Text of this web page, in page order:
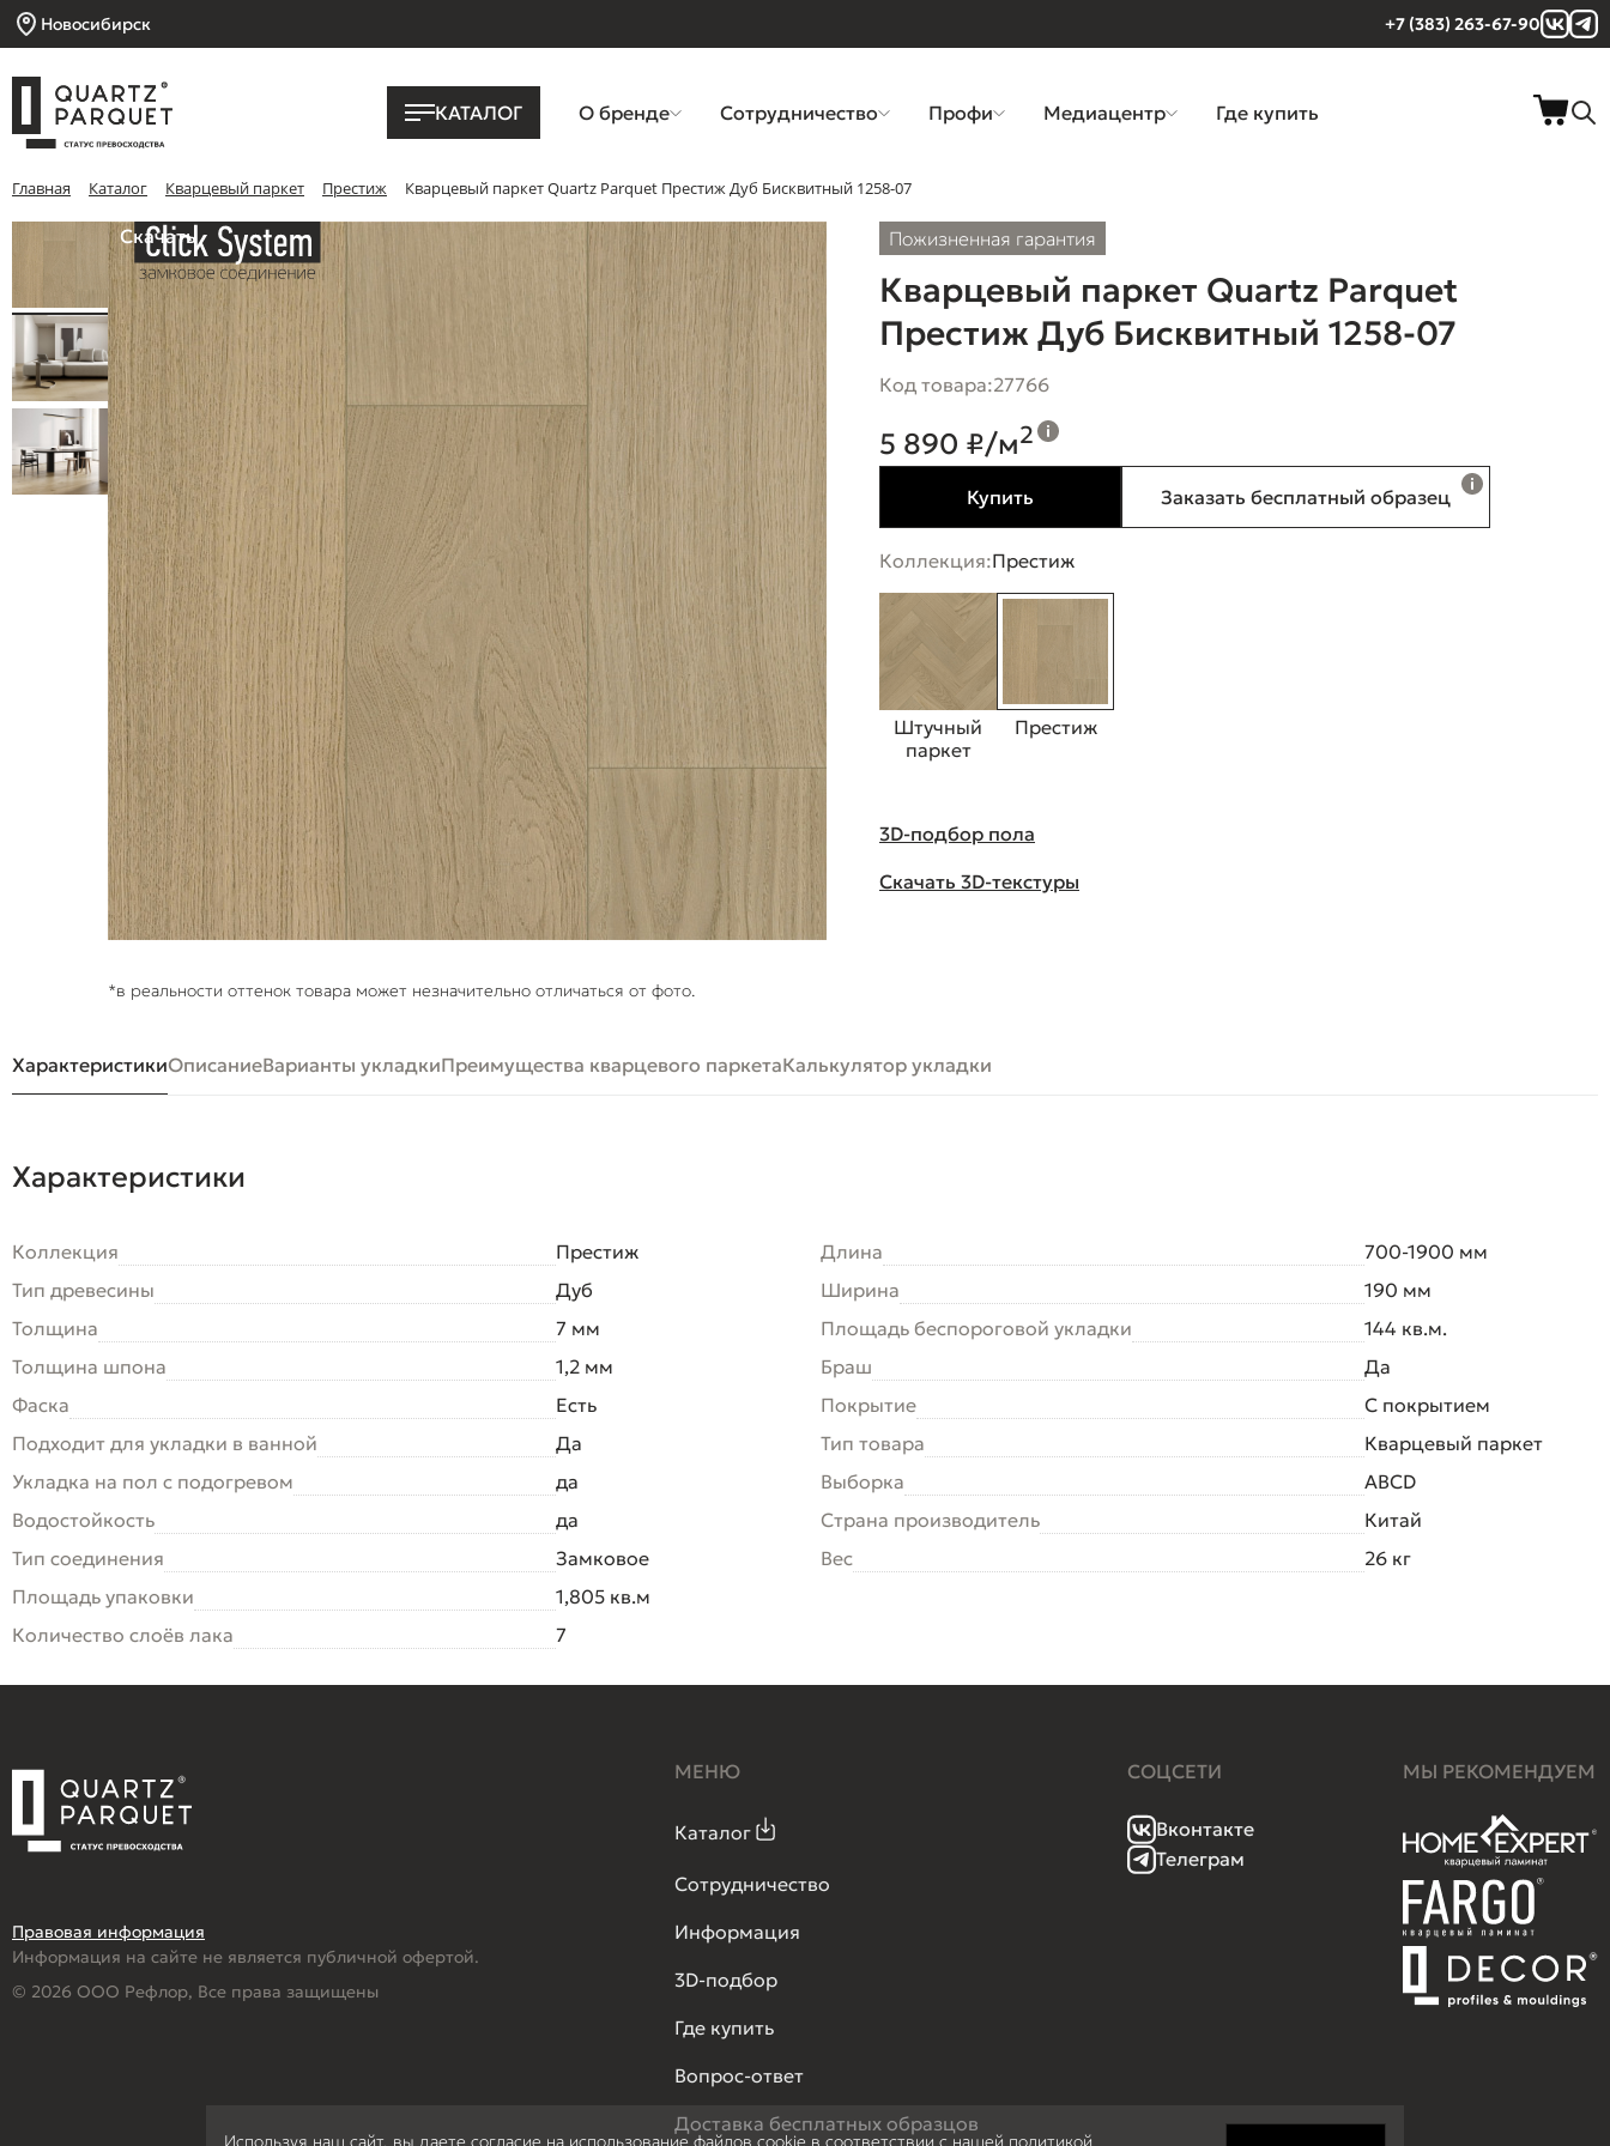
Новосибирск +7 (383) 263-67-90
КАТАЛОГ О бренде Сотрудничество Профи Медиацентр Где купить
Главная Каталог Кварцевый паркет Престиж Кварцевый паркет Quartz Parquet Престиж Дуб Бисквитный 1258-07
Скачать
*в реальности оттенок товара может незначительно отличаться от фото.
Пожизненная гарантия
Кварцевый паркет Quartz Parquet
Престиж Дуб Бисквитный 1258-07
Код товара:27766
5 890 ₽/м2
Купить Заказать бесплатный образец
Коллекция:Престиж
Штучный
паркет
Престиж
3D-подбор пола
Скачать 3D-текстуры
ХарактеристикиОписаниеВарианты укладкиПреимущества кварцевого паркетаКалькулятор укладки
Характеристики
Коллекция
Престиж
Тип древесины
Дуб
Толщина
7 мм
Толщина шпона
1,2 мм
Фаска
Есть
Подходит для укладки в ванной
Да
Укладка на пол c подогревом
да
Водостойкость
да
Тип соединения
Замковое
Площадь упаковки
1,805 кв.м
Количество слоёв лака
7
Длина
700-1900 мм
Ширина
190 мм
Площадь беспороговой укладки
144 кв.м.
Браш
Да
Покрытие
С покрытием
Тип товара
Кварцевый паркет
Выборка
ABCD
Страна производитель
Китай
Вес
26 кг
Правовая информация
Информация на сайте не является публичной офертой.
© 2026 ООО Рефлор, Все права защищены
МЕНЮ
Каталог
Сотрудничество
Информация
3D-подбор
Где купить
Вопрос-ответ
Доставка бесплатных образцов
СОЦСЕТИ
Вконтакте
Телеграм
МЫ РЕКОМЕНДУЕМ
Используя наш сайт, вы даете согласие на использование файлов cookie в соответствии с нашей политикой